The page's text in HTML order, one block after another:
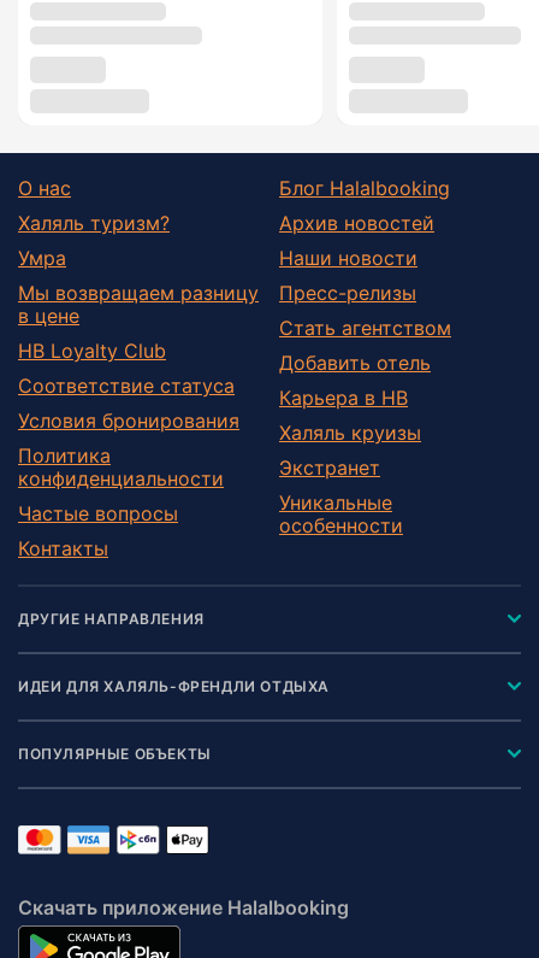
О нас
Халяль туризм?
Умра
Мы возвращаем разницу
в цене
HB Loyalty Club
Соответствие статуса
Условия бронирования
Политика
конфиденциальности
Частые вопросы
Контакты
Блог Halalbooking
Архив новостей
Наши новости
Пресс-релизы
Стать агентством
Добавить отель
Карьера в HB
Халяль круизы
Экстранет
Уникальные
особенности
ДРУГИЕ НАПРАВЛЕНИЯ
ИДЕИ ДЛЯ ХАЛЯЛЬ-ФРЕНДЛИ ОТДЫХА
ПОПУЛЯРНЫЕ ОБЪЕКТЫ
Скачать приложение Halalbooking